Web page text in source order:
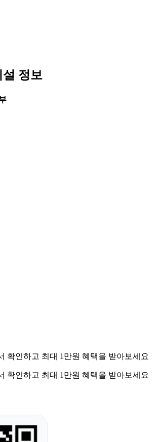
설 정보
확인하고 최대 1만원 혜택을 받아보세요
확인하고 최대 1만원 혜택을 받아보세요